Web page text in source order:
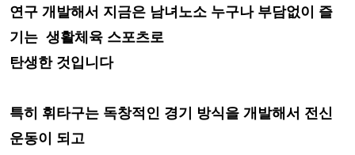
연구 개발해서 지금은 남녀노소 누구나 부담없이 즐
기는 생활체육 스포츠로
탄생한 것입니다
특히 휘타구는 독창적인 경기 방식을 개발해서 전신
운동이 되고